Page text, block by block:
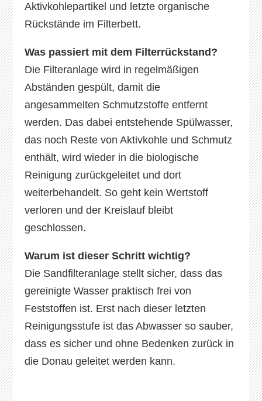
Aktivkohlepartikel und letzte organische
Rückstände im Filterbett.
Was passiert mit dem Filterrückstand?
Die Filteranlage wird in regelmäßigen
Abständen gespült, damit die
angesammelten Schmutzstoffe entfernt
werden. Das dabei entstehende Spülwasser,
das noch Reste von Aktivkohle und Schmutz
enthält, wird wieder in die biologische
Reinigung zurückgeleitet und dort
weiterbehandelt. So geht kein Wertstoff
verloren und der Kreislauf bleibt
geschlossen.
Warum ist dieser Schritt wichtig?
Die Sandfilteranlage stellt sicher, dass das
gereinigte Wasser praktisch frei von
Feststoffen ist. Erst nach dieser letzten
Reinigungsstufe ist das Abwasser so sauber,
dass es sicher und ohne Bedenken zurück in
die Donau geleitet werden kann.